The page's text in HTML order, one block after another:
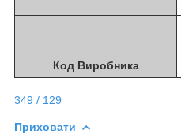
Код Виробника
349 / 129
Приховати